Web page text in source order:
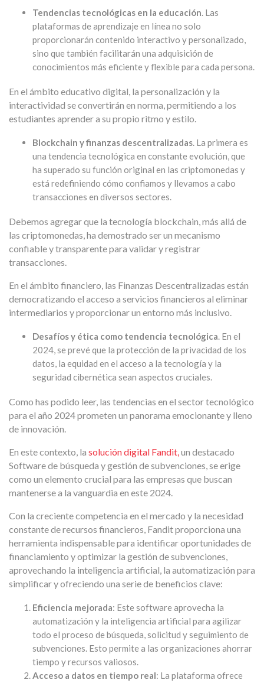
Tendencias tecnológicas en la educación. Las
plataformas de aprendizaje en línea no solo
proporcionarán contenido interactivo y personalizado,
sino que también facilitarán una adquisición de
conocimientos más eficiente y flexible para cada persona.
En el ámbito educativo digital, la personalización y la
interactividad se convertirán en norma, permitiendo a los
estudiantes aprender a su propio ritmo y estilo.
Blockchain y finanzas descentralizadas. La primera es
una tendencia tecnológica en constante evolución, que
ha superado su función original en las criptomonedas y
está redefiniendo cómo confiamos y llevamos a cabo
transacciones en diversos sectores.
Debemos agregar que la tecnología blockchain, más allá de
las criptomonedas, ha demostrado ser un mecanismo
confiable y transparente para validar y registrar
transacciones.
En el ámbito financiero, las Finanzas Descentralizadas están
democratizando el acceso a servicios financieros al eliminar
intermediarios y proporcionar un entorno más inclusivo.
Desafíos y ética como tendencia tecnológica. En el
2024, se prevé que la protección de la privacidad de los
datos, la equidad en el acceso a la tecnología y la
seguridad cibernética sean aspectos cruciales.
Como has podido leer, las tendencias en el sector tecnológico
para el año 2024 prometen un panorama emocionante y lleno
de innovación.
En este contexto, la solución digital Fandit,un destacado
Software de búsqueda y gestión de subvenciones, se erige
como un elemento crucial para las empresas que buscan
mantenerse a la vanguardia en este 2024.
Con la creciente competencia en el mercado y la necesidad
constante de recursos financieros, Fandit proporciona una
herramienta indispensable para identificar oportunidades de
financiamiento y optimizar la gestión de subvenciones,
aprovechando la inteligencia artificial, la automatización para
simplificar y ofreciendo una serie de beneficios clave:
Eficiencia mejorada: Este software aprovecha la
automatización y la inteligencia artificial para agilizar
todo el proceso de búsqueda, solicitud y seguimiento de
subvenciones. Esto permite a las organizaciones ahorrar
tiempo y recursos valiosos.
Acceso a datos en tiempo real: La plataforma ofrece